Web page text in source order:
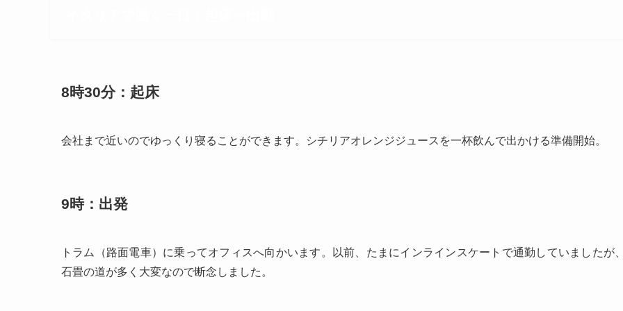
8時30分：起床
会社まで近いのでゆっくり寝ることができます。シチリアオレンジジュースを一杯飲んで出かける準備開始。
9時：出発
トラム（路面電車）に乗ってオフィスへ向かいます。以前、たまにインラインスケートで通勤していましたが
石畳の道が多く大変なので断念しました。